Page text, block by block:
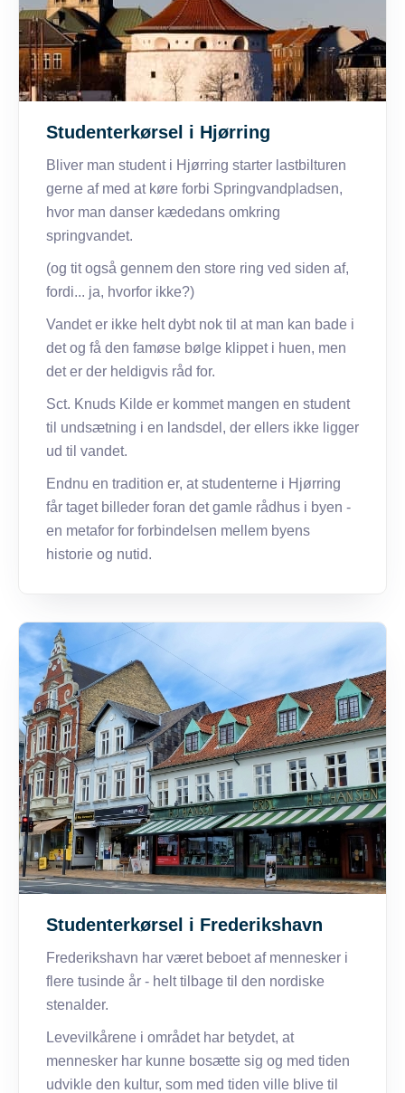
Studenterkørsel i Hjørring
Bliver man student i Hjørring starter lastbilturen
gerne af med at køre forbi Springvandpladsen,
hvor man danser kædedans omkring
springvandet.
(og tit også gennem den store ring ved siden af,
fordi... ja, hvorfor ikke?)
Vandet er ikke helt dybt nok til at man kan bade i
det og få den famøse bølge klippet i huen, men
det er der heldigvis råd for.
Sct. Knuds Kilde er kommet mangen en student
til undsætning i en landsdel, der ellers ikke ligger
ud til vandet.
Endnu en tradition er, at studenterne i Hjørring
får taget billeder foran det gamle rådhus i byen -
en metafor for forbindelsen mellem byens
historie og nutid.
Studenterkørsel i Frederikshavn
Frederikshavn har været beboet af mennesker i
flere tusinde år - helt tilbage til den nordiske
stenalder.
Levevilkårene i området har betydet, at
mennesker har kunne bosætte sig og med tiden
udvikle den kultur, som med tiden ville blive til